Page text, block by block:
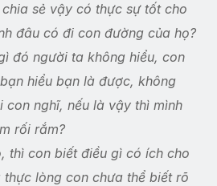
sẻ vậy có thực sự tốt cho
đâu có đi con đường của họ?
đó người ta không hiểu, con
hiểu bạn là được, không
con nghĩ, nếu là vậy thì mình
rối rắm?
thì con biết điều gì có ích cho
lòng con chưa thể biết rõ